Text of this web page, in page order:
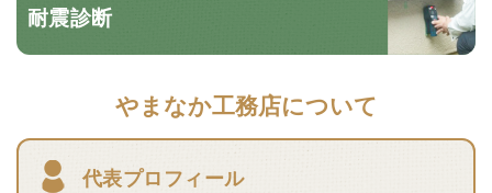
耐震診断
やまなか工務店について
代表プロフィール